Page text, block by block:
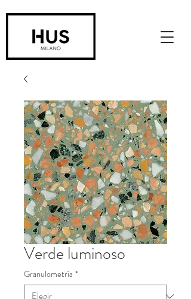
Verde luminoso
Granulometría *